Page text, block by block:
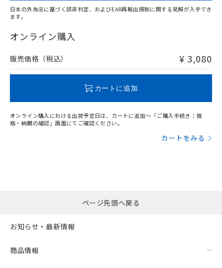
在庫等で未対応品が混在する可能性があります。
問い合わせください。
日本の外為法に基づく該非判定、およびEAR再輸出規制に関する見解が入手でき
ます。
オンライン購入
販売価格（税込） ¥ 3,080
カートに追加
オンライン購入における出荷予定日は、カートに追加～「ご購入手続き：価
格・納期の確認」画面にてご確認ください。
カートをみる
ページ先頭へ戻る
お知らせ・最新情報
商品情報